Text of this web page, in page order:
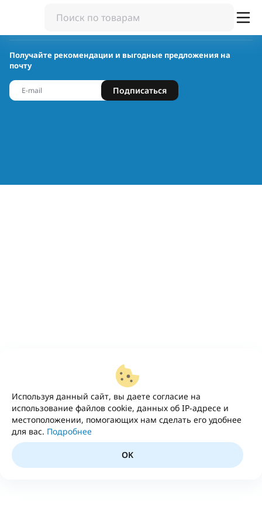
Используя данный сайт, вы даете согласие на
использование файлов cookie, данных об IP-адресе и
местоположении, помогающих нам сделать его удобнее
для вас. Подробнее
OK
Получайте рекомендации и выгодные предложения на
почту
Подписаться